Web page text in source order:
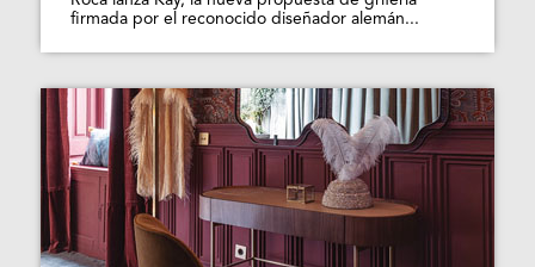
firmada por el reconocido diseñador alemán...